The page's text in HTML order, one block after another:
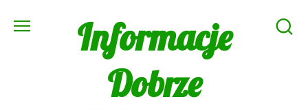
Informacje
Dobrze